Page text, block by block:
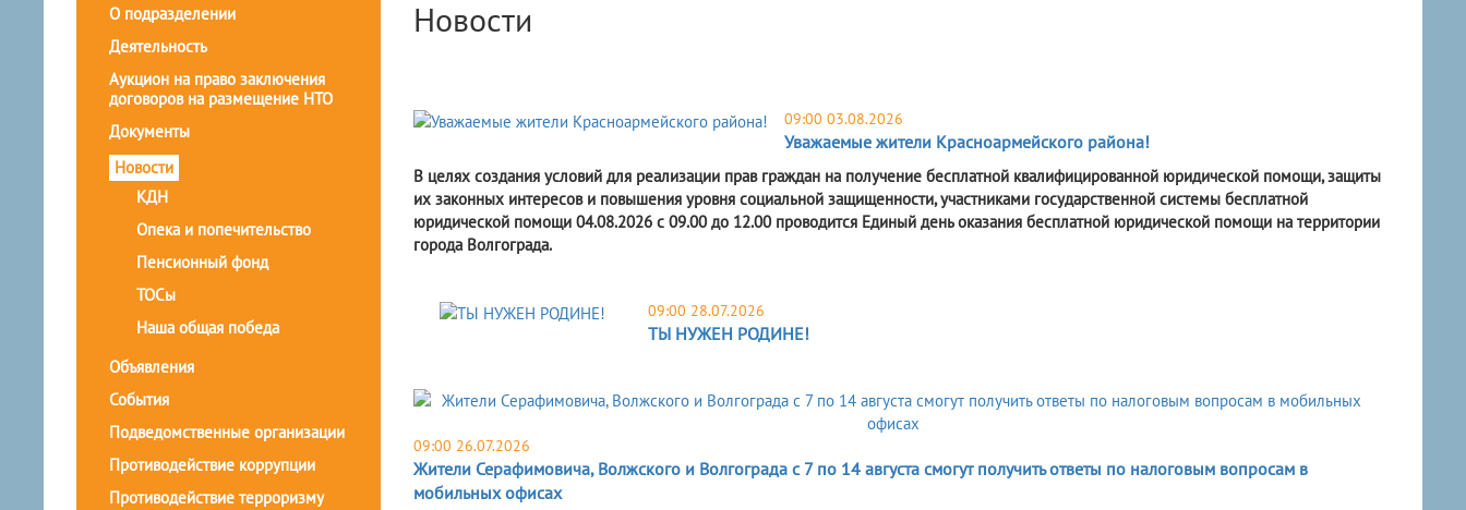
О подразделении
Деятельность
Аукцион на право заключения
договоров на размещение НТО
Документы
Новости
КДН
Опека и попечительство
Пенсионный фонд
ТОСы
Наша общая победа
Объявления
События
Подведомственные организации
Противодействие коррупции
Противодействие терроризму
Новости
09:00 03.08.2026
Уважаемые жители Красноармейского района!
В целях создания условий для реализации прав граждан на получение бесплатной квалифицированной юридической помощи, защиты
их законных интересов и повышения уровня социальной защищенности, участниками государственной системы бесплатной
юридической помощи 04.08.2026 с 09.00 до 12.00 проводится Единый день оказания бесплатной юридической помощи на территории
города Волгограда.
09:00 28.07.2026
ТЫ НУЖЕН РОДИНЕ!
09:00 26.07.2026
Жители Серафимовича, Волжского и Волгограда с 7 по 14 августа смогут получить ответы по налоговым вопросам в
мобильных офисах